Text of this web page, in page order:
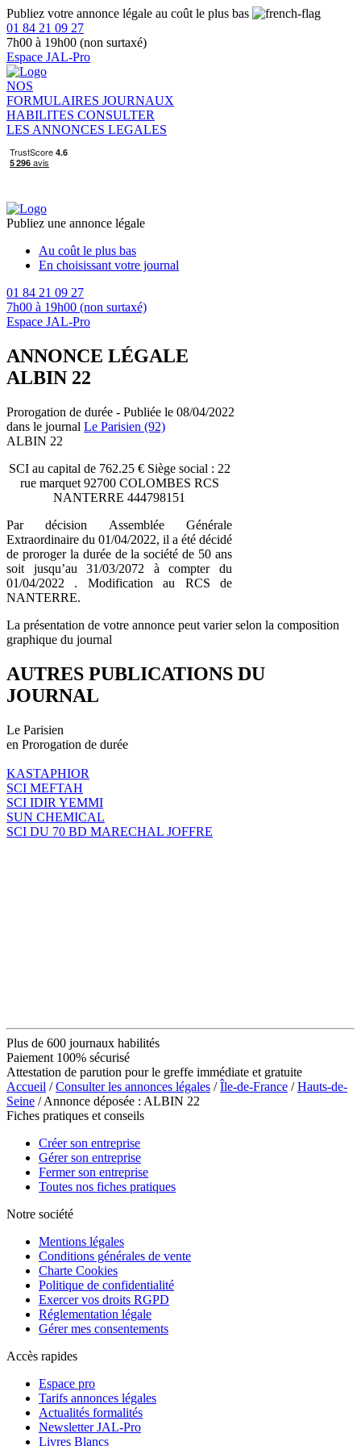
Publiez votre annonce légale au coût le plus bas
01 84 21 09 27
7h00 à 19h00 (non surtaxé)
Espace JAL-Pro
NOS
FORMULAIRES JOURNAUX
HABILITES CONSULTER
LES ANNONCES LEGALES
Publiez une annonce légale
Au coût le plus bas
En choisissant votre journal
01 84 21 09 27
7h00 à 19h00 (non surtaxé)
Espace JAL-Pro
ANNONCE LÉGALE
ALBIN 22
Prorogation de durée - Publiée le 08/04/2022
dans le journal Le Parisien (92)
ALBIN 22
SCI au capital de 762.25 € Siège social : 22
rue marquet 92700 COLOMBES RCS
NANTERRE 444798151
Par décision Assemblée Générale
Extraordinaire du 01/04/2022, il a été décidé
de proroger la durée de la société de 50 ans
soit jusqu’au 31/03/2072 à compter du
01/04/2022 . Modification au RCS de
NANTERRE.
La présentation de votre annonce peut varier selon la composition
graphique du journal
AUTRES PUBLICATIONS DU
JOURNAL
Le Parisien
en Prorogation de durée
KASTAPHIOR
SCI MEFTAH
SCI IDIR YEMMI
SUN CHEMICAL
SCI DU 70 BD MARECHAL JOFFRE
Plus de 600 journaux habilités
Paiement 100% sécurisé
Attestation de parution pour le greffe immédiate et gratuite
Accueil /Consulter les annonces légales /Île-de-France /Hauts-de-
Seine / Annonce déposée : ALBIN 22
Fiches pratiques et conseils
Créer son entreprise
Gérer son entreprise
Fermer son entreprise
Toutes nos fiches pratiques
Notre société
Mentions légales
Conditions générales de vente
Charte Cookies
Politique de confidentialité
Exercer vos droits RGPD
Réglementation légale
Gérer mes consentements
Accès rapides
Espace pro
Tarifs annonces légales
Actualités formalités
Newsletter JAL-Pro
Livres Blancs